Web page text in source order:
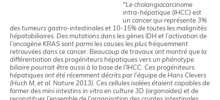
"Le cholangiocarcinome
intra-hépatique (IHCC) est
un cancer qui représente 3%
des tumeurs gastro-intestinales et 10-15% de toutes les malignités
hépatobiliaires. Des mutations dans les gènes IDH et l’activation de
l’oncogène KRAS sont parmi les causes les plus fréquemment
retrouvées dans ce cancer. Beaucoup de travaux ont montré que la
différentiation des progéniteurs hépatiques vers un phénotype
biliaire pourrait être aussi à la base de l’IHCC. Ces progéniteurs
hépatiques ont été récemment décrits par l’équipe de Hans Clevers
(Huch M, et al. Nature 2013). Ces cellules isolées étaient capables de
former des mini intestins in vitro en culture 3D (organoïdes) et de